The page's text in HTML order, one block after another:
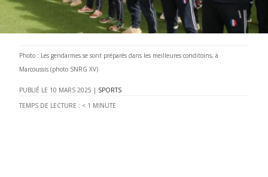
Photo : Les gendarmes se sont préparés dans les meilleures conditoins, à
Marcoussis (photo SNRG XV)
10 MARS 2025 | SPORTS
TEMPS DE LECTURE : < 1 MINUTE